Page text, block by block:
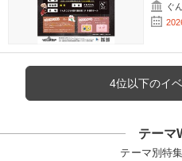
ぐ
4位以下のイ
テーマ
テーマ別特